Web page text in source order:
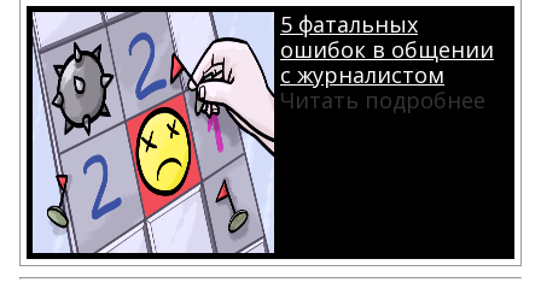
5 фатальных
ошибок в общении
с журналистом
Читать подробнее